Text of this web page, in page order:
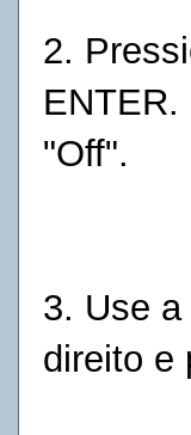
2.
"Off".
3. Use
direito e